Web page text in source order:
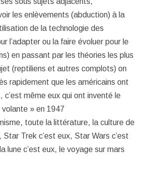
les enlèvements (abduction) à la
de la technologie des
l’adapter ou la faire évoluer pour le
en passant par les théories les plus
(reptiliens et autres complots) on
rapidement que les américains ont
c’est même eux qui ont inventé le
» en 1947
toute la littérature, la culture de
Star Trek c’est eux, Star Wars c’est
lune c’est eux, le voyage sur mars